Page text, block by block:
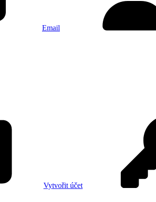
Email
Vytvořit účet